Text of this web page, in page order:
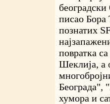
београдски
писао Бора
познатих
повратка
Шеклија, а
Београда",
хумора и